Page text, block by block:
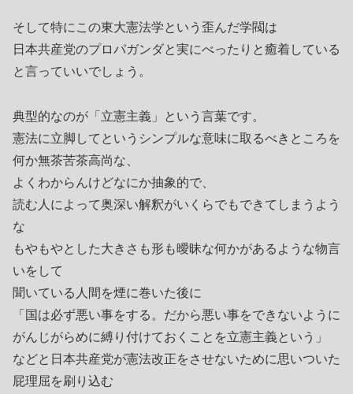
そして特にこの東大憲法学という歪んだ学閥は
日本共産党のプロパガンダと実にべったりと癒着している
と言っていいでしょう。
典型的なのが「立憲主義」という言葉です。
憲法に立脚してというシンプルな意味に取るべきところを
何か無茶苦茶高尚な、
よくわからんけどなにか抽象的で、
読む人によって奥深い解釈がいくらでもできてしまうよう
な
もやもやとした大きさも形も曖昧な何かがあるような物言
いをして
聞いている人間を煙に巻いた後に
「国は必ず悪い事をする。だから悪い事をできないように
がんじがらめに縛り付けておくことを立憲主義という」
などと日本共産党が憲法改正をさせないために思いついた
屁理屈を刷り込む